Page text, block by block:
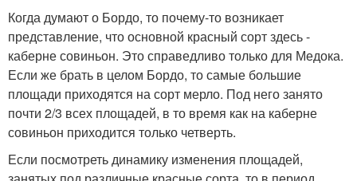
Когда думают о Бордо, то почему-то возникает
представление, что основной красный сорт здесь -
каберне совиньон. Это справедливо только для Медока.
Если же брать в целом Бордо, то самые большие
площади приходятся на сорт мерло. Под него занято
почти 2/3 всех площадей, в то время как на каберне
совиньон приходится только четверть.
Если посмотреть динамику изменения площадей,